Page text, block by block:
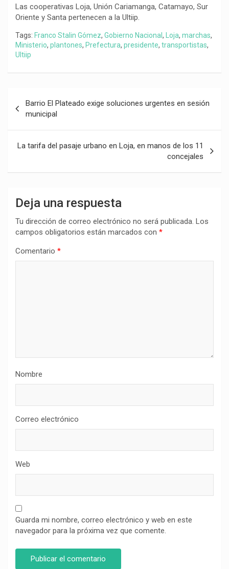
Las cooperativas Loja, Unión Cariamanga, Catamayo, Sur
Oriente y Santa pertenecen a la Ultiip.
Tags: Franco Stalin Gómez, Gobierno Nacional, Loja, marchas,
Ministerio, plantones, Prefectura, presidente, transportistas,
Ultiip
de
entradas
Barrio El Plateado exige soluciones urgentes en sesión
municipal
La tarifa del pasaje urbano en Loja, en manos de los 11
concejales
Deja una respuesta
Tu dirección de correo electrónico no será publicada. Los
campos obligatorios están marcados con *
Comentario *
Nombre
Correo electrónico
Web
Guarda mi nombre, correo electrónico y web en este
navegador para la próxima vez que comente.